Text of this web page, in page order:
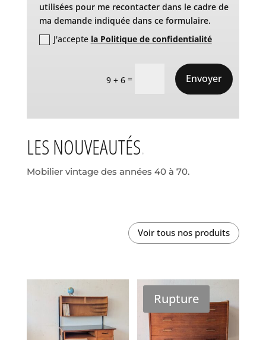
utilisées pour me recontacter dans le cadre de
ma demande indiquée dans ce formulaire.
J'accepte la Politique de confidentialité
9 + 6 = Envoyer
LES NOUVEAUTÉS
Mobilier vintage des années 40 à 70.
Voir tous nos produits
Rupture